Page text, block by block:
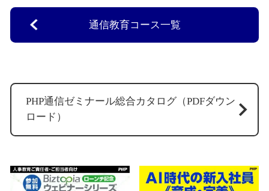
通信教育コース一覧
PHP通信ゼミナール総合カタログ（PDFダウン
ロード）